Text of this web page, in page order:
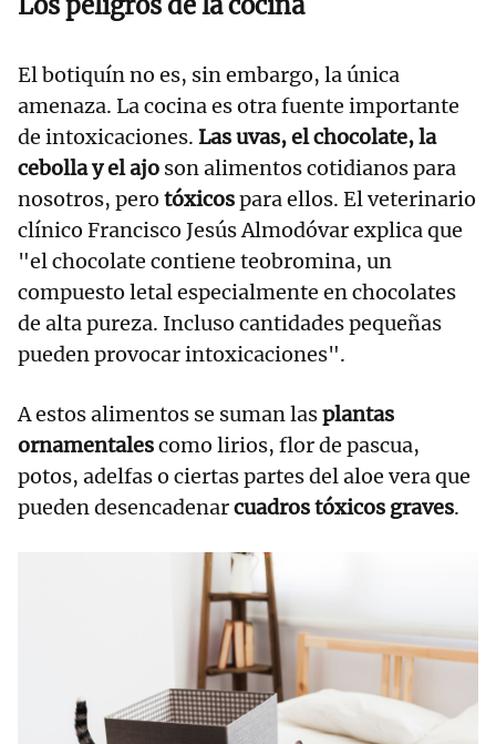
El botiquín no es, sin embargo, la única
amenaza. La cocina es otra fuente importante
de intoxicaciones. Las uvas, el chocolate, la
cebolla y el ajo son alimentos cotidianos para
nosotros, pero tóxicospara ellos. El veterinario
clínico Francisco Jesús Almodóvar explica que
"el chocolate contiene teobromina, un
compuesto letal especialmente en chocolates
de alta pureza. Incluso cantidades pequeñas
pueden provocar intoxicaciones".
A estos alimentos se suman lasplantas
ornamentalescomo lirios, flor de pascua,
potos, adelfas o ciertas partes del aloe vera que
pueden desencadenarcuadros tóxicos graves.